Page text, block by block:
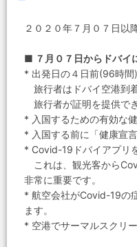
２０２０年７月０７日以
■ ７月０７日からドバイ
* 出発日の４日前(96時
旅行者はドバイ空港到
旅行者が証明を提供で
* 入国するための有効な
* 入国する前に「健康宣
* Covid-19ドバイアプリ
これは、観光客から
非常に重要です。
* 航空会社がCovid-19の
ます。
* 空港でサーマルスクリ